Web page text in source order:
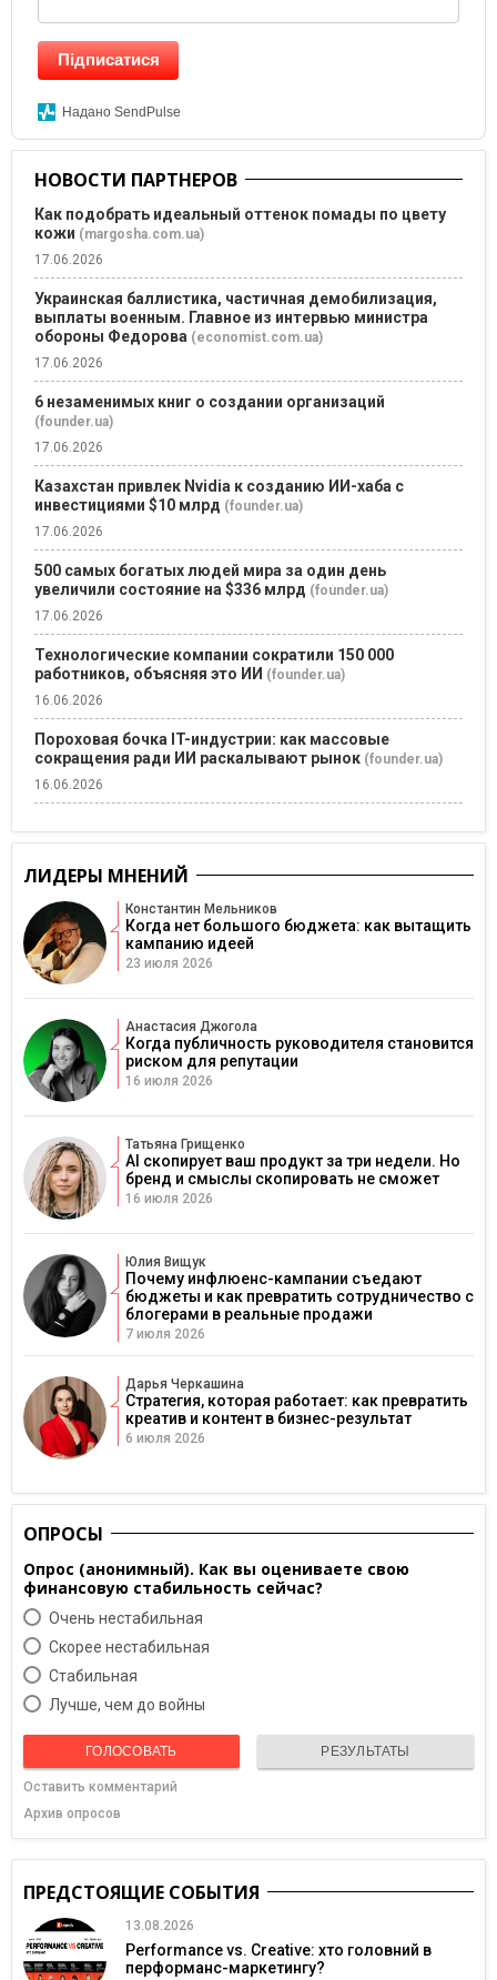
Підписатися
Надано SendPulse
НОВОСТИ ПАРТНЕРОВ
Как подобрать идеальный оттенок помады по цвету
кожи (margosha.com.ua)
17.06.2026
Украинская баллистика, частичная демобилизация,
выплаты военным. Главное из интервью министра
обороны Федорова (economist.com.ua)
17.06.2026
6 незаменимых книг о создании организаций
(founder.ua)
17.06.2026
Казахстан привлек Nvidia к созданию ИИ-хаба с
инвестициями $10 млрд (founder.ua)
17.06.2026
500 самых богатых людей мира за один день
увеличили состояние на $336 млрд (founder.ua)
17.06.2026
Технологические компании сократили 150 000
работников, объясняя это ИИ (founder.ua)
16.06.2026
Пороховая бочка IT-индустрии: как массовые
сокращения ради ИИ раскалывают рынок (founder.ua)
16.06.2026
ЛИДЕРЫ МНЕНИЙ
Константин Мельников
Когда нет большого бюджета: как вытащить
кампанию идеей
23 июля 2026
Анастасия Джогола
Когда публичность руководителя становится
риском для репутации
16 июля 2026
Татьяна Грищенко
AI скопирует ваш продукт за три недели. Но
бренд и смыслы скопировать не сможет
16 июля 2026
Юлия Вищук
Почему инфлюенс-кампании съедают
бюджеты и как превратить сотрудничество с
блогерами в реальные продажи
7 июля 2026
Дарья Черкашина
Стратегия, которая работает: как превратить
креатив и контент в бизнес-результат
6 июля 2026
ОПРОСЫ
Опрос (анонимный). Как вы оцениваете свою
финансовую стабильность сейчас?
Очень нестабильная
Скорее нестабильная
Cтабильная
Лучше, чем до войны
ГОЛОСОВАТЬ РЕЗУЛЬТАТЫ
Оставить комментарий
Архив опросов
ПРЕДСТОЯЩИЕ СОБЫТИЯ
13.08.2026
Performance vs. Creative: хто головний в
перформанс-маркетингу?